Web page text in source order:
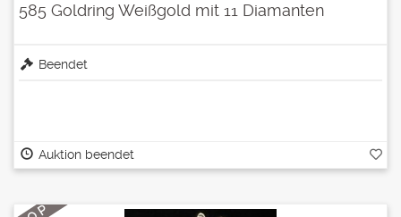
585 Goldring Weißgold mit 11 Diamanten
Beendet
Auktion beendet